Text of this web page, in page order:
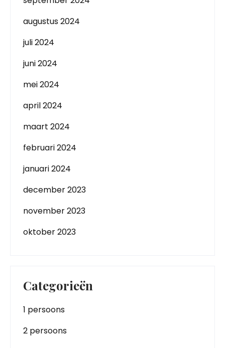
augustus 2024
juli 2024
juni 2024
mei 2024
april 2024
maart 2024
februari 2024
januari 2024
december 2023
november 2023
oktober 2023
Categorieën
1 persoons
2 persoons